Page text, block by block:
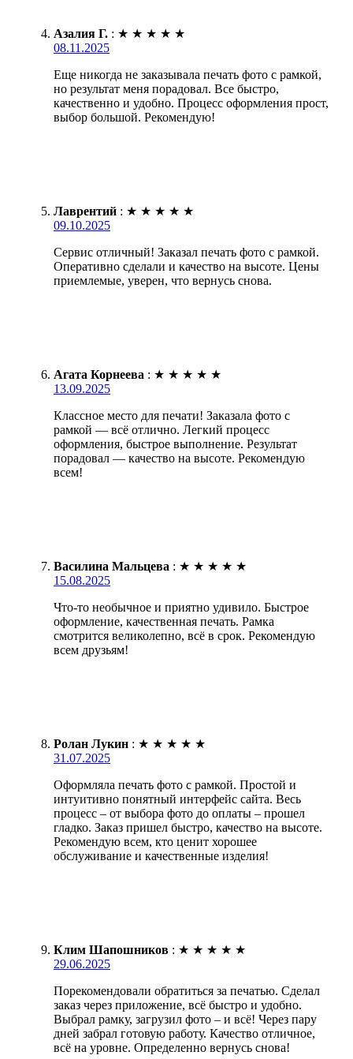
Азалия Г. : ★ ★ ★ ★ ★
08.11.2025
Еще никогда не заказывала печать фото с рамкой,
но результат меня порадовал. Все быстро,
качественно и удобно. Процесс оформления прост,
выбор большой. Рекомендую!
Лаврентий : ★ ★ ★ ★ ★
09.10.2025
Сервис отличный! Заказал печать фото с рамкой.
Оперативно сделали и качество на высоте. Цены
приемлемые, уверен, что вернусь снова.
Агата Корнеева : ★ ★ ★ ★ ★
13.09.2025
Классное место для печати! Заказала фото с
рамкой — всё отлично. Легкий процесс
оформления, быстрое выполнение. Результат
порадовал — качество на высоте. Рекомендую
всем!
Василина Мальцева : ★ ★ ★ ★ ★
15.08.2025
Что-то необычное и приятно удивило. Быстрое
оформление, качественная печать. Рамка
смотрится великолепно, всё в срок. Рекомендую
всем друзьям!
Ролан Лукин : ★ ★ ★ ★ ★
31.07.2025
Оформляла печать фото с рамкой. Простой и
интуитивно понятный интерфейс сайта. Весь
процесс – от выбора фото до оплаты – прошел
гладко. Заказ пришел быстро, качество на высоте.
Рекомендую всем, кто ценит хорошее
обслуживание и качественные изделия!
Клим Шапошников : ★ ★ ★ ★ ★
29.06.2025
Порекомендовали обратиться за печатью. Сделал
заказ через приложение, всё быстро и удобно.
Выбрал рамку, загрузил фото – и всё! Через пару
дней забрал готовую работу. Качество отличное,
всё на уровне. Определенно вернусь снова!